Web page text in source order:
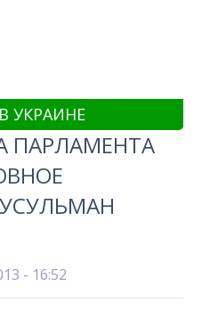
УКРАИНЕ
ПАРЛАМЕНТА
- 16:52